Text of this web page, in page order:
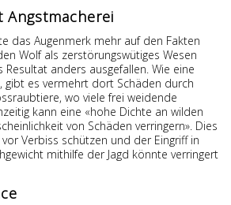
das Augenmerk mehr auf den Fakten
Wolf als zerstörungswütiges Wesen
anders ausgefallen. Wie eine
gibt es vermehrt dort Schäden durch
wo viele frei weidende
kann eine «hohe Dichte an wilden
von Schäden verringern». Dies
Verbiss schützen und der Eingriff in
mithilfe der Jagd könnte verringert